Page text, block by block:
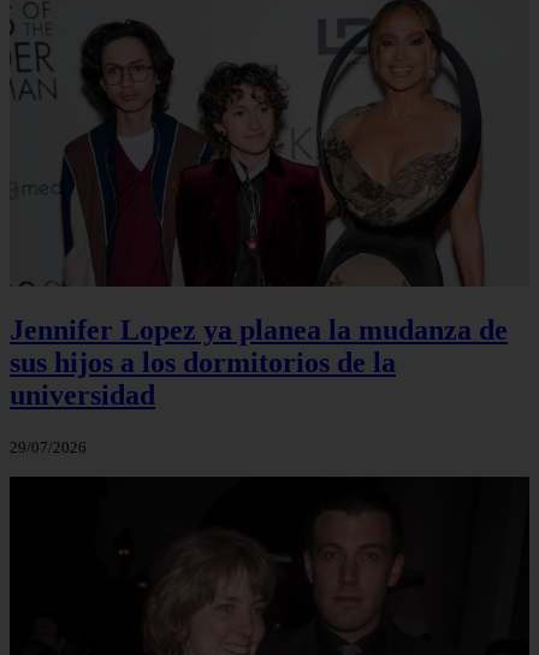
Jennifer Lopez ya planea la mudanza de
sus hijos a los dormitorios de la
universidad
29/07/2026